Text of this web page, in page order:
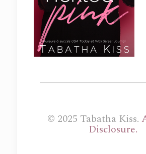
© 2025 Tabatha Kiss.
Disclosure.